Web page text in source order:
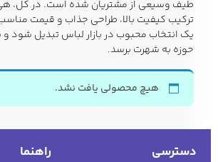
سویشرت و هودی
اکسسوری
مردانه
طیف وسیعی از مشتریان شده است. در کل، هی
ترکیب کیفیت بالا، طراحی جذاب و قیمت
یک انتخاب محبوب در بازار لباس تبدیل شود
حوزه به شهرت برسد.
هیچ محصولی یافت نشد.
دسترسی راهنما